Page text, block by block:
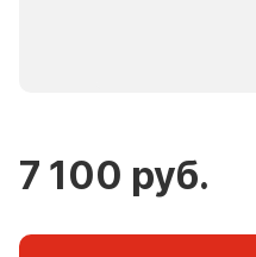
7 100 руб.